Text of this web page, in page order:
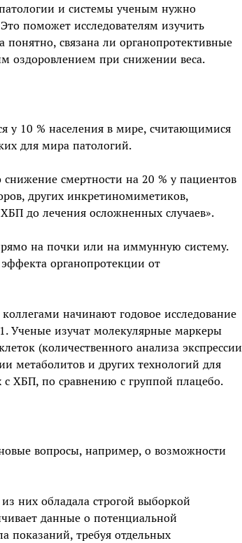
и системы ученым нужно
поможет исследователям изучить
связана ли органопротективные
оздоровлением при снижении веса.
10 % населения в мире, считающимися
для мира патологий.
смертности на 20 % у пациентов
других инкретиномиметиков,
до лечения осложненных случаев».
на почки или на иммунную систему.
органопротекции от
начинают годовое исследование
Ученые изучат молекулярные маркеры
(количественного анализа экспрессии
метаболитов и других технологий для
ХБП, по сравнению с группой плацебо.
вопросы, например, о возможности
них обладала строгой выборкой
данные о потенциальной
показаний, требуя отдельных